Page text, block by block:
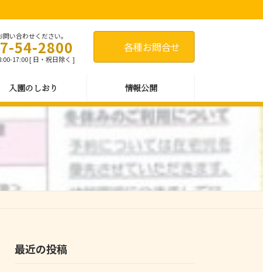
い合わせください。
54-2800
17:00 [ 日・祝日除く ]
各種お問合せ
入園のしおり 情報公開
最近の投稿